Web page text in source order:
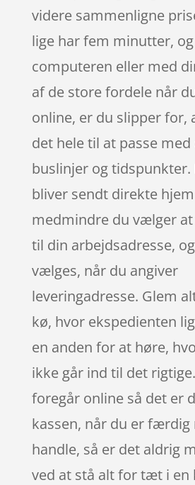
videre sammenligne
lige har fem minutter,
computeren eller med
af de store fordele når
online, er du slipper for,
det hele til at passe
buslinjer og tidspunkter.
bliver sendt direkte
medmindre du vælger
til din arbejdsadresse,
vælges, når du angiver
leveringadresse. Glem
kø, hvor ekspedienten
en anden for at høre,
ikke går ind til det
foregår online så det er
kassen, når du er færdig
handle, så er det aldrig
ved at stå alt for tæt i en